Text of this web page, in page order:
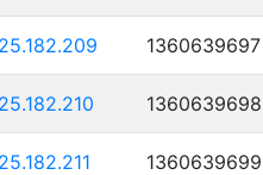
1360639697
1360639698
1360639699